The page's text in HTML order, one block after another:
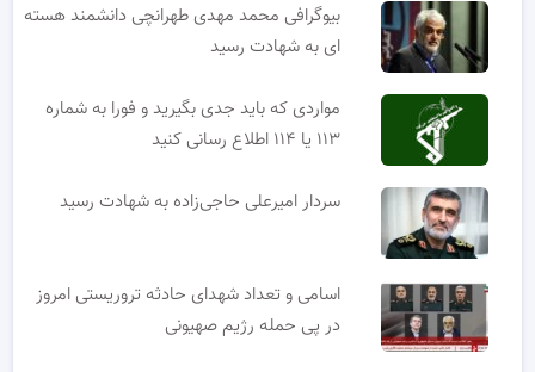
بیوگرافی محمد مهدی طهرانچی دانشمند هسته
ای به شهادت رسید
مواردی که باید جدی بگیرید و فورا به شماره
۱۱۳ یا ۱۱۴ اطلاع رسانی کنید
سردار امیرعلی حاجی‌زاده به شهادت رسید
اسامی و تعداد شهدای حادثه تروریستی امروز
در پی حمله رژیم صهیونی